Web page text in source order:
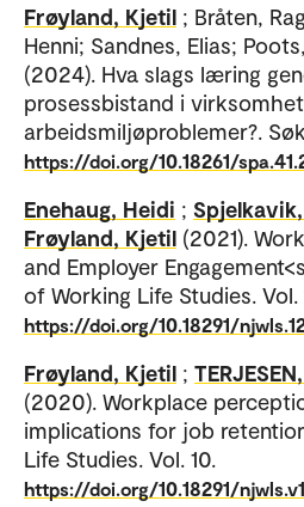
Frøyland, Kjetil ; Bråten,
Henni; Sandnes, Elias;
(2024). Hva slags læring
prosessbistand i
arbeidsmiljøproblemer?.
https://doi.org/10.18261/
Enehaug, Heidi ;
Frøyland, Kjetil (2021).
and Employer
of Working Life Studies. Vol.
https://doi.org/10.18291/
Frøyland, Kjetil ;
(2020). Workplace
implications for job
Life Studies. Vol. 10.
https://doi.org/10.18291/